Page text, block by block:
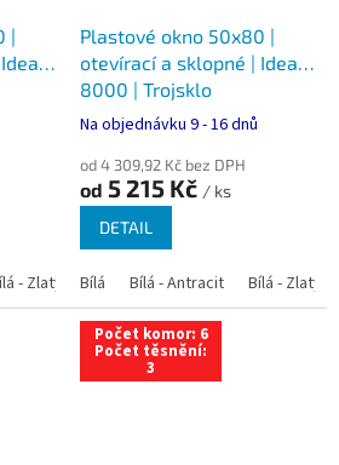
|
- Zlatý dub Bílá - Tmavý dub Bílá -
Plastové okno 50x80 |
otevírací a sklopné | Ideal
8000 | Trojsklo
Na objednávku 9 - 16 dnů
od 4 309,92 Kč bez DPH
od 5 215 Kč / ks
DETAIL
Bílá Bílá - Antracit Bílá - Zlatý
Počet komor: 6
Počet těsnění:
3